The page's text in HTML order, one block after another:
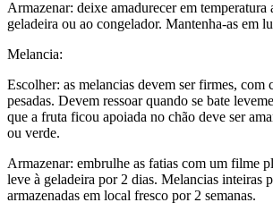
Armazenar: deixe amadurecer em temperatura
geladeira ou ao congelador. Mantenha-as em
Melancia:
Escolher: as melancias devem ser firmes, com
pesadas. Devem ressoar quando se bate
que a fruta ficou apoiada no chão deve ser
ou verde.
Armazenar: embrulhe as fatias com um filme
leve à geladeira por 2 dias. Melancias inteiras
armazenadas em local fresco por 2 semanas.